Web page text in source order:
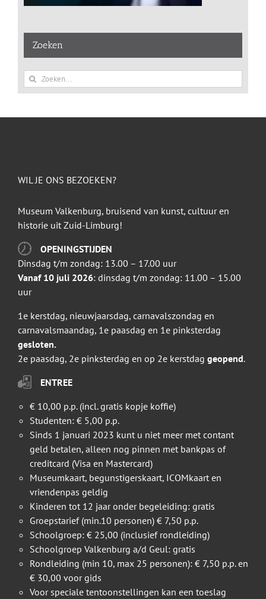
Zoeken
Zoeken
naar:
WIL JE ONS BEZOEKEN?
Museum Valkenburg, bruisend van kunst, cultuur en
historie uit Zuid-Limburg!
OPENINGSTIJDEN
Dinsdag t/m zondag: 13.00 – 17.00 uur
Vanaf 10 juli 2026: dinsdag t/m zondag: 11.00 – 15.00
uur
1e kerstdag, nieuwjaarsdag, carnavalszondag en
carnavalsmaandag, 1e paasdag en 1e pinksterdag
gesloten.
2e paasdag, 2e pinksterdag en op 2e kerstdag geopend.
ENTREE
€ 10,00 p.p. (incl. gratis kopje koffie)
Studenten: € 5,00 p.p.
Sinds 1 januari 2023 kunt u niet meer met contant
geld betalen, alleen nog pinnen met bankpas of
creditcard (Visa en Mastercard)
Museumkaart, begunstigerskaart, ICOMkaart en
vriendenpas geldig
Kinderen tot 12 jaar onder begeleiding: gratis
Groepstarief (min.10 personen) € 7,50 p.p.
Schoolgroep: € 25,00 (inclusief rondleiding)
Schoolgroep Valkenburg a/d Geul: gratis
Rondleiding (min 10, max 25 personen): € 7,50 p.p. en
€ 30,00 voor gids
Voor speciale tentoonstellingen kan een toeslag